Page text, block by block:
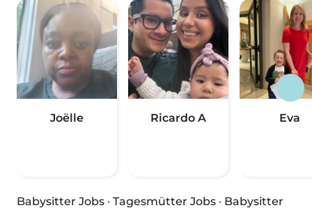
Joëlle Ricardo A Eva
Babysitter Jobs · Tagesmütter Jobs · Babysitter